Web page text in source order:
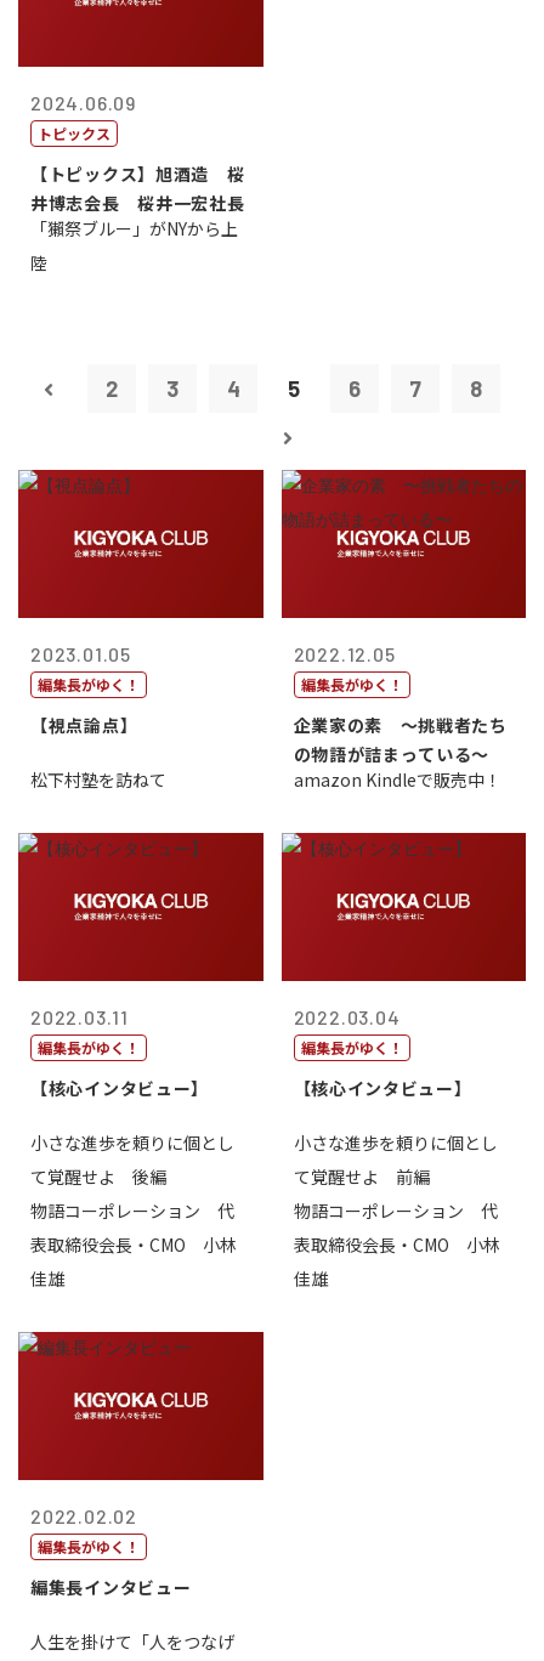
2024.06.09
トピックス
【トピックス】旭酒造 桜
井博志会長 桜井一宏社長
「獺祭ブルー」がNYから上
陸
2 3 4 5 6 7 8
2023.01.05
編集長がゆく！
【視点論点】
松下村塾を訪ねて
2022.12.05
編集長がゆく！
企業家の素 〜挑戦者たち
の物語が詰まっている〜
amazon Kindleで販売中！
2022.03.11
編集長がゆく！
【核心インタビュー】
小さな進歩を頼りに個とし
て覚醒せよ 後編
物語コーポレーション 代
表取締役会長・CMO 小林
佳雄
2022.03.04
編集長がゆく！
【核心インタビュー】
小さな進歩を頼りに個とし
て覚醒せよ 前編
物語コーポレーション 代
表取締役会長・CMO 小林
佳雄
2022.02.02
編集長がゆく！
編集長インタビュー
人生を掛けて「人をつなげ